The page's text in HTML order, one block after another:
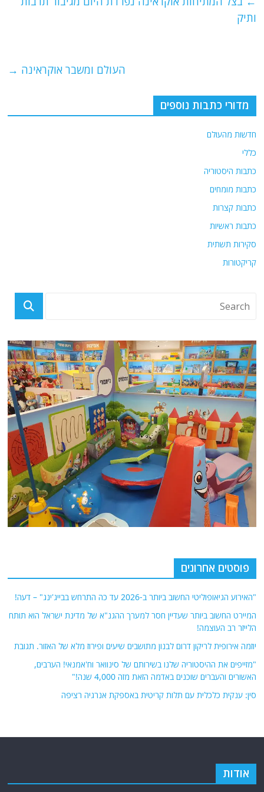
k
ותיק
העולם ומשבר אוקראינה →
מדורי כתבות נוספים
חדשות מהעולם
כללי
כתבות היסטוריה
כתבות מומחים
כתבות קצרות
כתבות ראשיות
סקירות תשתית
קריקטורות
פוסטים אחרונים
"האירוע הגיאופוליטי החשוב ביותר ב-2026 עד כה התרחש בבייג'ינג" – דעה!
המיירט החשוב ביותר שעדיין חסר למערך ההגנ"א של מדינת ישראל הוא תותח
הלייזר רב העוצמה!
יוזמה אירופית לריקון דרום לבנון מתושבים שיעים ופירוז מלא של האזור. תגובת
"מזייפים את ההיסטוריה שלנו בשירותם של סינוואר וח'אמנאי! הערבים,
האשורים והעברים שוכנים באדמה הזאת מזה 4,000 שנה!"
סין: ענקית כלכלית עם תלות קריטית באספקת אנרגיה רציפה
אודות